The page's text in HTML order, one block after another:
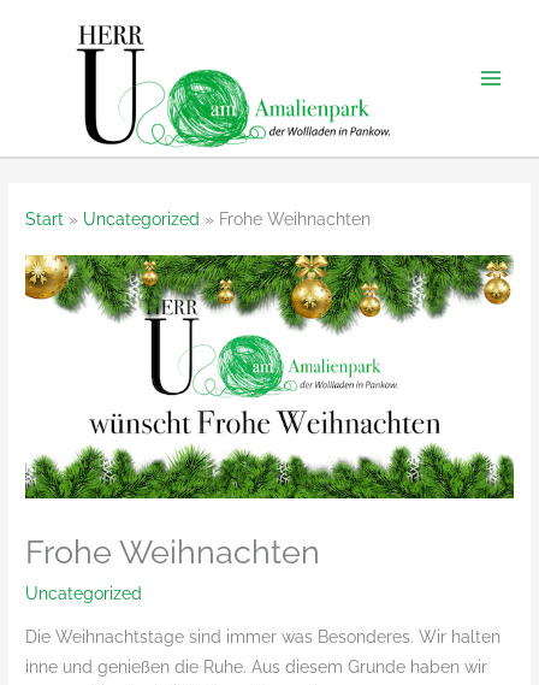
Start Uncategorized Frohe Weihnachten
Frohe Weihnachten
Uncategorized
Die Weihnachtstage sind immer was Besonderes. Wir halten
inne und genießen die Ruhe. Aus diesem Grunde haben wir